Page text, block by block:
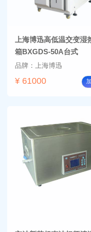
上海博迅高低温交变湿
箱BXGDS-50A台式
品牌：上海博迅
¥ 61000